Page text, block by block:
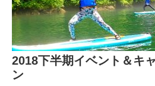
2018下半期イベント＆キ
ン